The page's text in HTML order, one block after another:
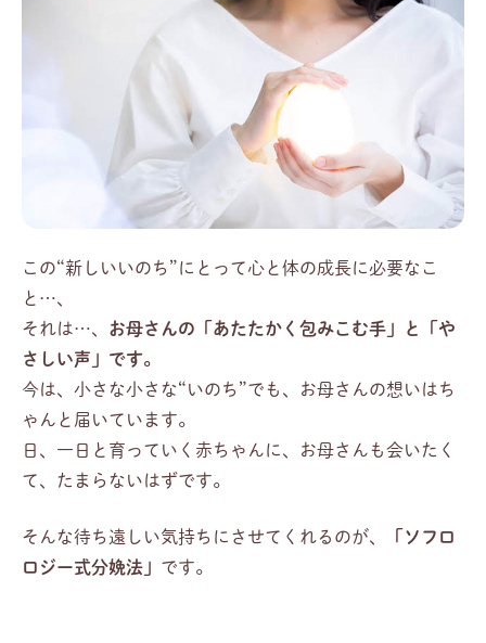
この“新しいいのち”にとって心と体の成長に必要なこ
と…、
それは…、 お母さんの「あたたかく包みこむ手」と「や
さしい声」です。
今は、小さな小さな“いのち”でも、お母さんの想いはち
ゃんと届いています。
日、一日と育っていく赤ちゃんに、お母さんも会いたく
て、たまらないはずです。
そんな待ち遠しい気持ちにさせてくれるのが、
「ソフロ
ロジー式分娩法」 です。